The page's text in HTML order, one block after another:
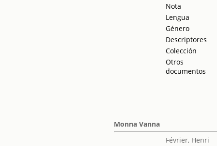
Nota
Lengua
Género
Descriptores
Colección
Otros
documentos
Monna Vanna
Février, Henri